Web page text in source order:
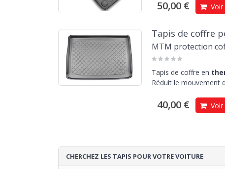
50,00 €
Tapis de coffre
MTM protection
Tapis de coffre en
Réduit le mouvement
40,00 €
CHERCHEZ LES TAPIS POUR VOTRE VOITURE